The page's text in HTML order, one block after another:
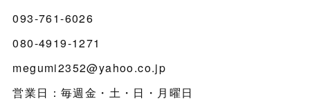
093-761-6026
080-4919-1271
megumi2352@yahoo.co.jp
営業日：毎週金・土・日・月曜日